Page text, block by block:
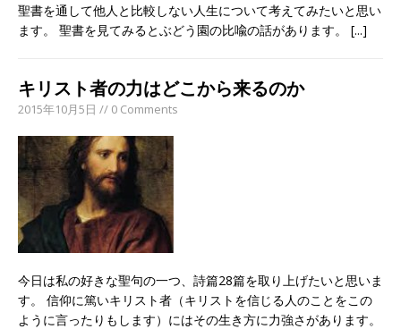
聖書を通して他人と比較しない人生について考えてみたいと思い
ます。 聖書を見てみるとぶどう園の比喩の話があります。 [...]
キリスト者の力はどこから来るのか
2015年10月5日 // 0 Comments
今日は私の好きな聖句の一つ、詩篇28篇を取り上げたいと思いま
す。 信仰に篤いキリスト者（キリストを信じる人のことをこの
ように言ったりもします）にはその生き方に力強さがあります。